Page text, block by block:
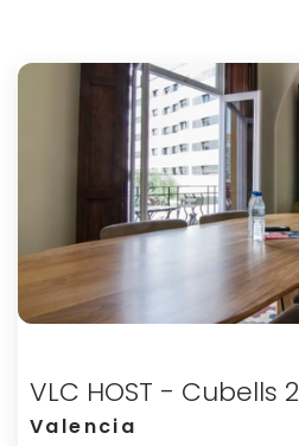
VLC HOST - Cubells 2
Valencia